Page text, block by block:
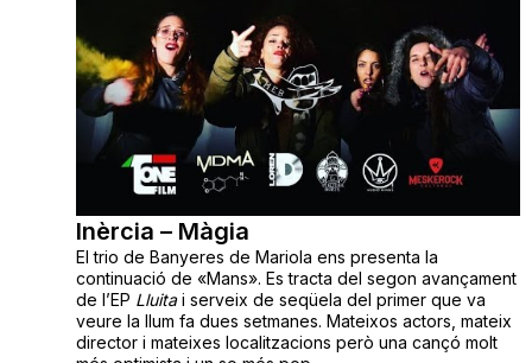
Inèrcia – Màgia
El trio de Banyeres de Mariola ens presenta la
continuació de «Mans». Es tracta del segon avançament
de l’EP Lluitai serveix de seqüela del primer que va
veure la llum fa dues setmanes. Mateixos actors, mateix
director i mateixes localitzacions però una cançó molt